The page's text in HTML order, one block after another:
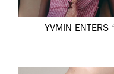
YVMIN ENTERS